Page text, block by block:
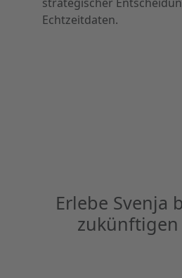
Echtzeitdaten.
Erlebe Svenja
zukünftigen